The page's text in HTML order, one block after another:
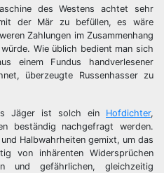
des Westens achtet sehr
der Mär zu befüllen, es wäre
Zahlungen im Zusammenhang
Wie üblich bedient man sich
einem Fundus handverlesener
überzeugte Russenhasser zu
Jäger ist solch ein Hofdichter,
beständig nachgefragt werden.
Halbwahrheiten gemixt, um das
von inhärenten Widersprüchen
und gefährlichen, gleichzeitig